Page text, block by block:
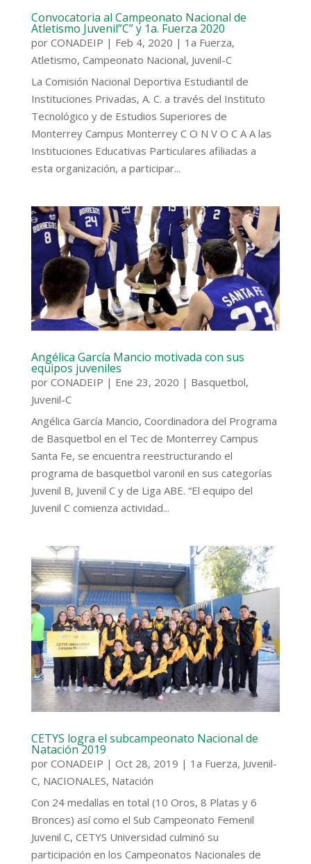
Convocatoria al Campeonato Nacional de
Atletismo Juvenil”C” y 1a. Fuerza 2020
por CONADEIP | Feb 4, 2020 | 1a Fuerza,
Atletismo, Campeonato Nacional, Juvenil-C
La Comisión Nacional Deportiva Estudiantil de
Instituciones Privadas, A. C. a través del Instituto
Tecnológico y de Estudios Superiores de
Monterrey Campus Monterrey C O N V O C A A las
Instituciones Educativas Particulares afiliadas a
esta organización, a participar...
Angélica García Mancio motivada con sus
equipos juveniles
por CONADEIP | Ene 23, 2020 | Basquetbol,
Juvenil-C
Angélica García Mancio, Coordinadora del Programa
de Basquetbol en el Tec de Monterrey Campus
Santa Fe, se encuentra reestructurando el
programa de basquetbol varonil en sus categorías
Juvenil B, Juvenil C y de Liga ABE. “El equipo del
Juvenil C comienza actividad...
CETYS logra el subcampeonato Nacional de
Natación 2019
por CONADEIP | Oct 28, 2019 | 1a Fuerza, Juvenil-
C, NACIONALES, Natación
Con 24 medallas en total (10 Oros, 8 Platas y 6
Bronces) así como el Sub Campeonato Femenil
Juvenil C, CETYS Universidad culminó su
participación en los Campeonatos Nacionales de